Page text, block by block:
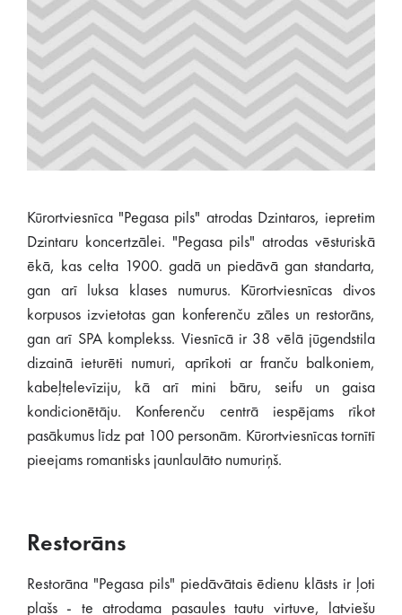
Kūrortviesnīca "Pegasa pils" atrodas Dzintaros, iepretim
Dzintaru koncertzālei. "Pegasa pils" atrodas vēsturiskā
ēkā, kas celta 1900. gadā un piedāvā gan standarta,
gan arī luksa klases numurus. Kūrortviesnīcas divos
korpusos izvietotas gan konferenču zāles un restorāns,
gan arī SPA komplekss. Viesnīcā ir 38 vēlā jūgendstila
dizainā ieturēti numuri, aprīkoti ar franču balkoniem,
kabeļtelevīziju, kā arī mini bāru, seifu un gaisa
kondicionētāju. Konferenču centrā iespējams rīkot
pasākumus līdz pat 100 personām. Kūrortviesnīcas tornītī
pieejams romantisks jaunlaulāto numuriņš.
Restorāns
Restorāna "Pegasa pils" piedāvātais ēdienu klāsts ir ļoti
plašs - te atrodama pasaules tautu virtuve, latviešu